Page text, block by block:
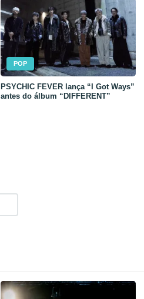
POP
PSYCHIC FEVER lança “I Got Ways”
antes do álbum “DIFFERENT”